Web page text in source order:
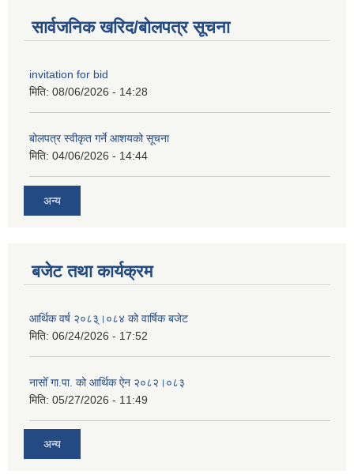
सार्वजनिक खरिद/बोलपत्र सूचना
invitation for bid
मिति: 08/06/2026 - 14:28
बोलपत्र स्वीकृत गर्ने आशयको सूचना
मिति: 04/06/2026 - 14:44
अन्य
बजेट तथा कार्यक्रम
आर्थिक वर्ष २०८३्।०८४ को वार्षिक बजेट
मिति: 06/24/2026 - 17:52
नासोँ गा.पा. को आर्थिक ऐन २०८२।०८३
मिति: 05/27/2026 - 11:49
अन्य